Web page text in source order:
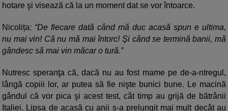
hotare şi visează că la un moment dat se vor întoarce.
Nicolița: “De fiecare dată când mă duc acasă spun e ultima,
nu mai vin! Că nu mă mai întorc! Şi când se termină banii, mă
gândesc să mai vin măcar o tură.”
Nutresc speranţa că, dacă nu au fost mame pe de-a-ntregul,
lângă copiii lor, ar putea să fie nişte bunici bune. Le macină
gândul că vor pica şi acest test, cât timp au grijă de bătrânii
Italiei. Lipsa de acasă cu anii s-a prelungit mai mult decât au